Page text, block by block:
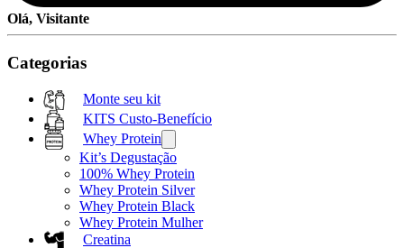
Olá, Visitante
Categorias
Monte seu kit
KITS Custo-Benefício
Whey Protein
Kit’s Degustação
100% Whey Protein
Whey Protein Silver
Whey Protein Black
Whey Protein Mulher
Creatina